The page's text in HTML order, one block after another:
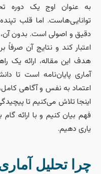
عنوان اوج یک دوره
اما قلب تپنده
و اصولی است. بدون آن، هیچ
کند و نتایج آن صرفاً بر
این مقاله، ارائه یک
پایان‌نامه است تا
به نفس و آگاهی کامل، از
تلاش می‌کنیم تا پیچیدگی‌های
بیان کنیم و با ارائه گام به
دهیم.
تحلیل آماری